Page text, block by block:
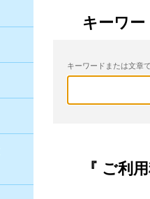
キーワー
キーワードまたは文章
『 ご利